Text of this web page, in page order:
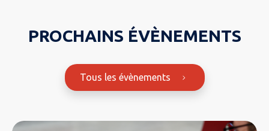
PROCHAINS ÉVÈNEMENTS
Tous les évènements